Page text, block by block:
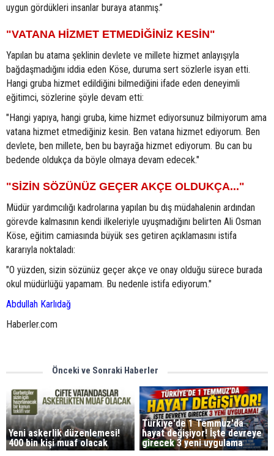
uygun gördükleri insanlar buraya atanmış.”
"VATANA HİZMET ETMEDİĞİNİZ KESİN"
Yapılan bu atama şeklinin devlete ve millete hizmet anlayışıyla
bağdaşmadığını iddia eden Köse, duruma sert sözlerle isyan etti.
Hangi gruba hizmet edildiğini bilmediğini ifade eden deneyimli
eğitimci, sözlerine şöyle devam etti:
"Hangi yapıya, hangi gruba, kime hizmet ediyorsunuz bilmiyorum ama
vatana hizmet etmediğiniz kesin. Ben vatana hizmet ediyorum. Ben
devlete, ben millete, ben bu bayrağa hizmet ediyorum. Bu can bu
bedende oldukça da böyle olmaya devam edecek."
"SİZİN SÖZÜNÜZ GEÇER AKÇE OLDUKÇA..."
Müdür yardımcılığı kadrolarına yapılan bu dış müdahalenin ardından
görevde kalmasının kendi ilkeleriyle uyuşmadığını belirten Ali Osman
Köse, eğitim camiasında büyük ses getiren açıklamasını istifa
kararıyla noktaladı:
"O yüzden, sizin sözünüz geçer akçe ve onay olduğu sürece burada
okul müdürlüğü yapamam. Bu nedenle istifa ediyorum."
Abdullah Karlıdağ
Haberler.com
Önceki ve Sonraki Haberler
Yeni askerlik düzenlemesi!
400 bin kişi muaf olacak
Türkiye'de 1 Temmuz'da
hayat değişiyor! İşte devreye
girecek 3 yeni uygulama